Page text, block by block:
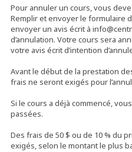
Pour annuler un cours, vous
Remplir et envoyer le formulaire
envoyer un avis écrit à
d’annulation. Votre cours sera
votre avis écrit d’intention
Avant le début de la prestation
frais ne seront exigés pour
Si le cours a déjà commencé,
passées.
Des frais de 50 $ ou de 10 % du
exigés, selon le montant le plus